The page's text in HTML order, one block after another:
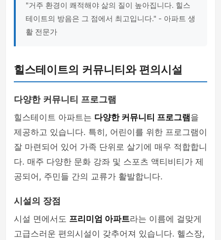
"거주 환경이 쾌적해야 삶의 질이 높아집니다. 힐스
테이트의 방음은 그 점에서 최고입니다." - 아파트 생
활 전문가
힐스테이트의 커뮤니티와 편의시설
다양한 커뮤니티 프로그램
힐스테이트 아파트는 다양한 커뮤니티 프로그램을
제공하고 있습니다. 특히, 어린이를 위한 프로그램이
잘 마련되어 있어 가족 단위로 살기에 매우 적합합니
다. 매주 다양한 문화 강좌 및 스포츠 액티비티가 제
공되어, 주민들 간의 교류가 활발합니다.
시설의 장점
시설 면에서도 프리미엄 아파트라는 이름에 걸맞게
고급스러운 편의시설이 갖추어져 있습니다. 헬스장,